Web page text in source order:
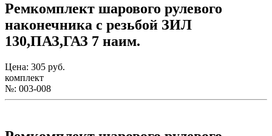
Ремкомплект шарового рулевого
наконечника с резьбой ЗИЛ
130,ПАЗ,ГАЗ 7 наим.
Цена: 305 руб.
комплект
№: 003-008